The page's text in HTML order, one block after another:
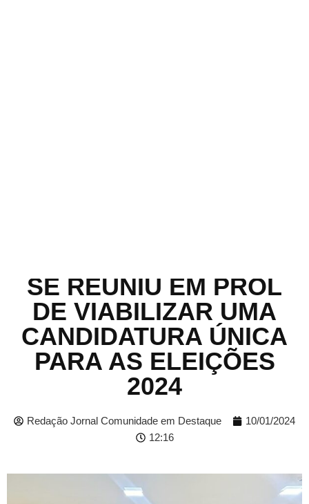
SE REUNIU EM PROL
DE VIABILIZAR UMA
CANDIDATURA ÚNICA
PARA AS ELEIÇÕES
2024
Redação Jornal Comunidade em Destaque
10/01/2024
12:16